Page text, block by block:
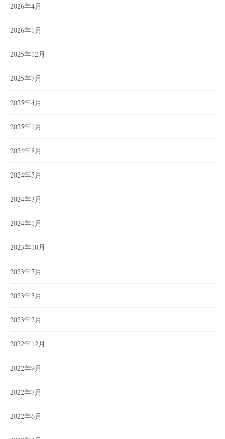
2026年4月
2026年1月
2025年12月
2025年7月
2025年4月
2025年1月
2024年8月
2024年5月
2024年3月
2024年1月
2023年10月
2023年7月
2023年3月
2023年2月
2022年12月
2022年9月
2022年7月
2022年6月